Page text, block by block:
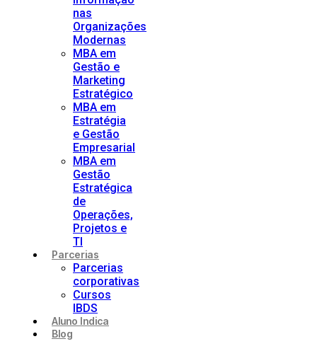
nas
Organizações
Modernas
MBA em
Gestão e
Marketing
Estratégico
MBA em
Estratégia
e Gestão
Empresarial
MBA em
Gestão
Estratégica
de
Operações,
Projetos e
TI
Parcerias
Parcerias
corporativas
Cursos
IBDS
Aluno Indica
Blog